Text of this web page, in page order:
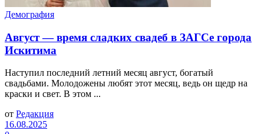
Демография
Август — время сладких свадеб в ЗАГСе города
Искитима
Наступил последний летний месяц август, богатый
свадьбами. Молодожены любят этот месяц, ведь он щедр на
краски и свет. В этом ...
от Редакция
16.08.2025